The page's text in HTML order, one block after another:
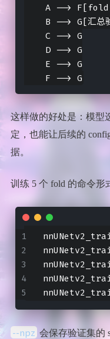
A --> F[fold
B --> G[汇总
    C --> G
    D --> G
    E --> G
这样做的好处是：模型
定，也能让后续的
据。
训练 5 个 fold 的命令形
--npz 会保存验证集的